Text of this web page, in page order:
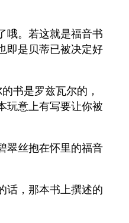
哦。若这就是福音书
即是贝蒂已被决定好
书是罗兹瓦尔的，
玩意上有写要让你被
翠丝抱在怀里的福音
话，那本书上撰述的